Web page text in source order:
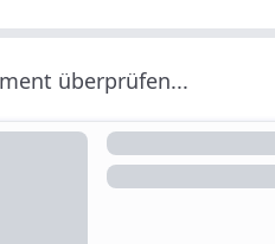
überprüfen...